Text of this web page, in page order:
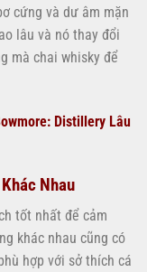
cứng và dư âm mặn
lâu và nó thay đổi
mà chai whisky để
Distillery Lâu
Nhau
tốt nhất để cảm
khác nhau cũng có
hợp với sở thích cá